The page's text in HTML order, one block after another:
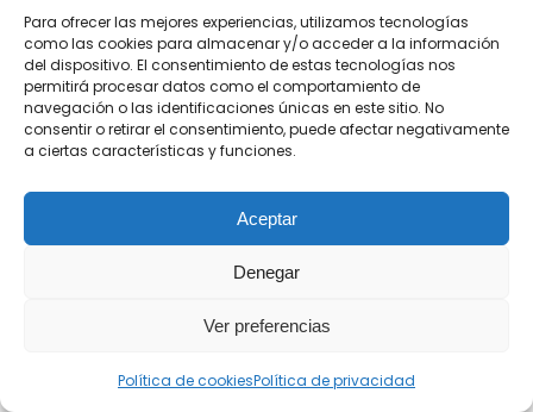
Para ofrecer las mejores experiencias, utilizamos tecnologías
como las cookies para almacenar y/o acceder a la información
del dispositivo. El consentimiento de estas tecnologías nos
permitirá procesar datos como el comportamiento de
navegación o las identificaciones únicas en este sitio. No
consentir o retirar el consentimiento, puede afectar negativamente
a ciertas características y funciones.
Aceptar
Denegar
Ver preferencias
Política de cookiesPolítica de privacidad
Puerta Madera Lisa
L62 Nogal
Puerta Madera Lisa
L62 Ceniza